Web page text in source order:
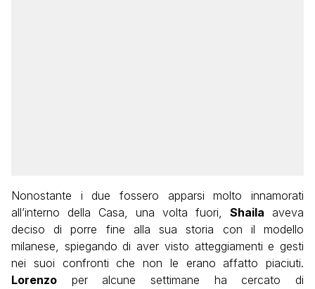
Nonostante i due fossero apparsi molto innamorati
all’interno della Casa, una volta fuori, Shaila aveva
deciso di porre fine alla sua storia con il modello
milanese, spiegando di aver visto atteggiamenti e gesti
nei suoi confronti che non le erano affatto piaciuti.
Lorenzo per alcune settimane ha cercato di